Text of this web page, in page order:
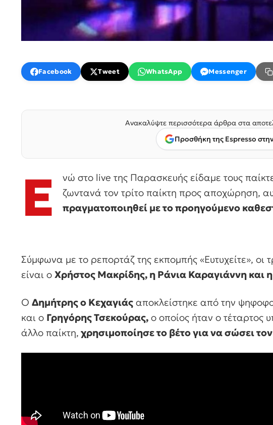
Facebook Tweet WhatsApp Messenger
Ανακαλύψτε περισσότερα άρθρα στα
Προσθήκη της Espresso
Ε
νώ στο live της Παρασκευής είδαμε τους
ζωντανά τον τρίτο παίκτη προς αποχώρηση,
πραγματοποιηθεί με το προηγούμενο
Σύμφωνα με το ρεπορτάζ της εκπομπής «Ευτυχείτε»,
είναι ο Χρήστος Μακρίδης, η Ράνια Καραγιάννη
Ο Δημήτρης ο Κεχαγιάς αποκλείστηκε από την
και ο Γρηγόρης Τσεκούρας, ο οποίος ήταν ο τέταρτος
άλλο παίκτη, χρησιμοποίησε το βέτο για να σώσει